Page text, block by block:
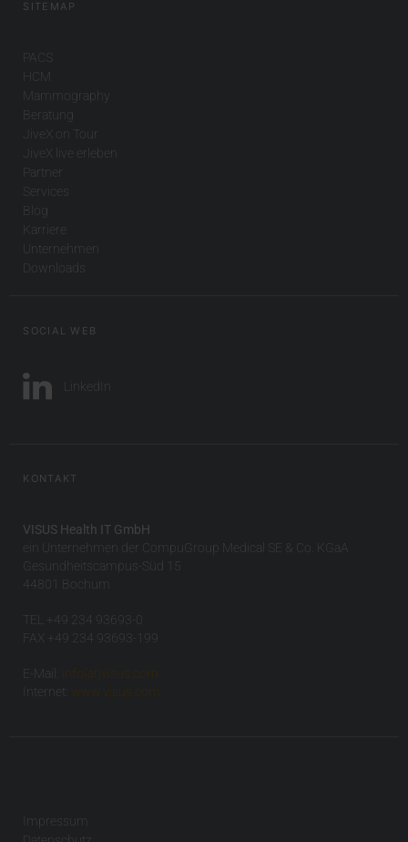
SITEMAP
PACS
HCM
Mammography
Beratung
JiveX on Tour
JiveX live erleben
Partner
Services
Blog
Karriere
Unternehmen
Downloads
SOCIAL WEB
LinkedIn
KONTAKT
VISUS Health IT GmbH
ein Unternehmen der CompuGroup Medical SE & Co. KGaA
Gesundheitscampus-Süd 15
44801 Bochum
TEL +49 234 93693-0
FAX +49 234 93693-199
E-Mail:
info(at)visus.com
Internet:
www.visus.com
Impressum